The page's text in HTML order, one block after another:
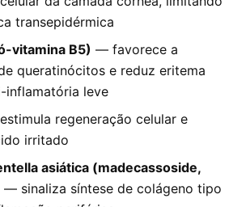
transepidérmica
vitamina B5) — favorece a
queratinócitos e reduz eritema
inflamatória leve
regeneração celular e
irritado
asiática (madecassoside,
— sinaliza síntese de colágeno tipo